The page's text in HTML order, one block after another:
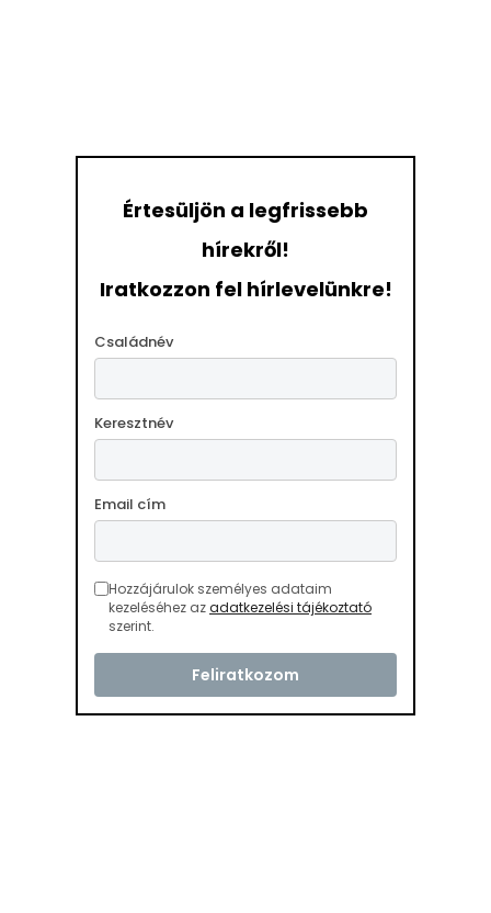
Értesüljön a legfrissebb
hírekről!
Iratkozzon fel hírlevelünkre!
Családnév
Keresztnév
Email cím
Hozzájárulok személyes adataim
kezeléséhez azadatkezelési tájékoztató
szerint.